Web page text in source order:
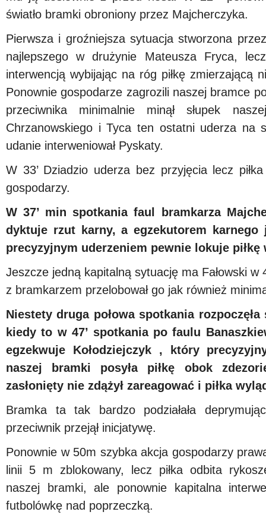
światło bramki obroniony przez Majcherczyka.
Pierwsza i groźniejsza sytuacja stworzona
najlepszego w drużynie Mateusza Fryca,
interwencją wybijając na róg piłkę zmierzającą
Ponownie gospodarze zagrozili naszej bramce
przeciwnika minimalnie minął słupek
Chrzanowskiego i Tyca ten ostatni uderza na
udanie interweniował Pyskaty.
W 33’ Dziadzio uderza bez przyjęcia lecz
gospodarzy.
W 37’ min spotkania faul bramkarza
dyktuje rzut karny, a egzekutorem
precyzyjnym uderzeniem pewnie lokuje
Jeszcze jedną kapitalną sytuację ma Fałowski w
z bramkarzem przelobował go jak również
Niestety druga połowa spotkania
kiedy to w 47’ spotkania po faulu
egzekwuje Kołodziejczyk , który
naszej bramki posyła piłkę obok
zasłonięty nie zdążył zareagować i piłka
Bramka ta tak bardzo podziałała
przeciwnik przejął inicjatywę.
Ponownie w 50m szybka akcja gospodarzy
linii 5 m zblokowany, lecz piłka odbita
naszej bramki, ale ponownie kapitalna
futbolówkę nad poprzeczką.